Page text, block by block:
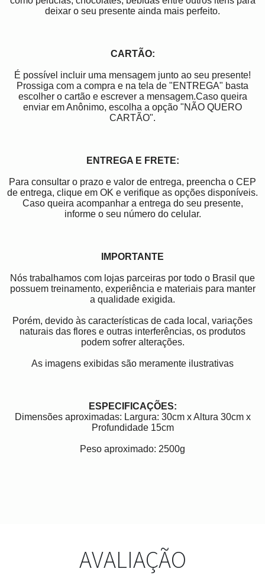
deixar o seu presente ainda mais perfeito.
CARTÃO:
É possível incluir uma mensagem junto ao seu presente!
Prossiga com a compra e na tela de "ENTREGA" basta
escolher o cartão e escrever a mensagem.Caso queira
enviar em Anônimo, escolha a opção "NÃO QUERO
CARTÃO".
ENTREGA E FRETE:
Para consultar o prazo e valor de entrega, preencha o CEP
de entrega, clique em OK e verifique as opções disponíveis.
Caso queira acompanhar a entrega do seu presente,
informe o seu número do celular.
IMPORTANTE
Nós trabalhamos com lojas parceiras por todo o Brasil que
possuem treinamento, experiência e materiais para manter
a qualidade exigida.
Porém, devido às características de cada local, variações
naturais das flores e outras interferências, os produtos
podem sofrer alterações.
As imagens exibidas são meramente ilustrativas
ESPECIFICAÇÕES:
Dimensões aproximadas: Largura: 30cm x Altura 30cm x
Profundidade 15cm
Peso aproximado: 2500g
AVALIAÇÃO